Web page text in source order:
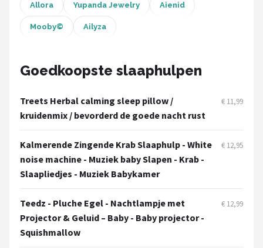
Allora Yupanda Jewelry Aienid
Mooby© Ailyza
Goedkoopste slaaphulpen
Treets Herbal calming sleep pillow /
kruidenmix / bevorderd de goede nacht rust
€ 11,99
Kalmerende Zingende Krab Slaaphulp - White
noise machine - Muziek baby Slapen - Krab -
Slaapliedjes - Muziek Babykamer
€ 12,95
Teedz - Pluche Egel - Nachtlampje met
Projector & Geluid – Baby - Baby projector -
Squishmallow
€ 12,99